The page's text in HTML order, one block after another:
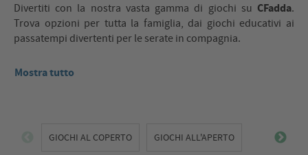
Divertiti con la nostra vasta gamma di giochi su CFadda.
Trova opzioni per tutta la famiglia, dai giochi educativi ai
passatempi divertenti per le serate in compagnia.
Mostra tutto
GIOCHI AL COPERTO GIOCHI ALL'APERTO